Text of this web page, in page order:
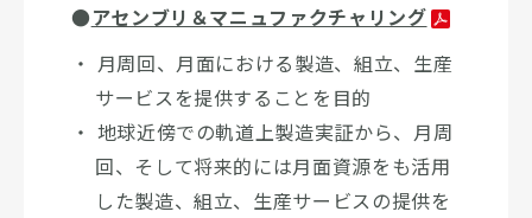
●アセンブリ＆マニュファクチャリング
月周回、月面における製造、組立、生産
サービスを提供することを目的
地球近傍での軌道上製造実証から、月周
回、そして将来的には月面資源をも活用
した製造、組立、生産サービスの提供を